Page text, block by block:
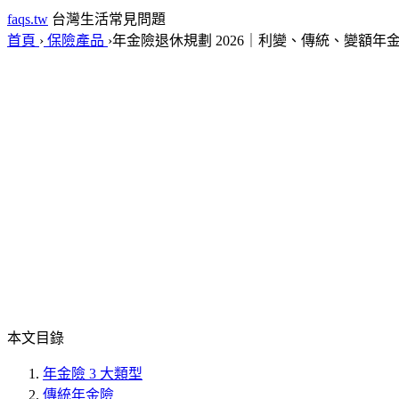
faqs.tw 台灣生活常見問題
首頁 › 保險產品 ›年金險退休規劃 2026｜利變、傳統、變額年
本文目錄
年金險 3 大類型
傳統年金險